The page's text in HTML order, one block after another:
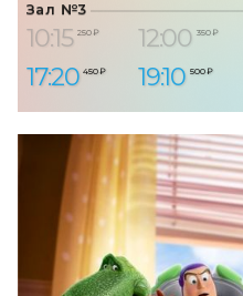
Зал №3
10:15 250 ₽ 12:00 350 ₽
17:20 450 ₽ 19:10 500 ₽